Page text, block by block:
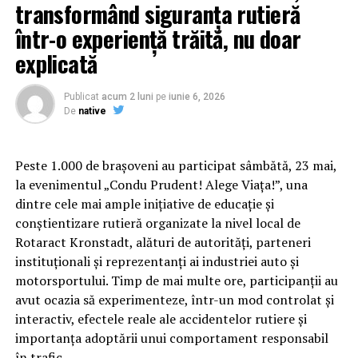
procesul de slăbire dificil fără ajutor specializat.
Cum știu dacă am obezitate? Rolul IMC și al
evaluării medicale
Deși Indicele de Masă Corporală (IMC) este utilizat
frecvent pentru clasificarea
transformând siguranța rutieră
într-o experiență trăită, nu doar
explicată
Publicat acum 2 luni pe iunie 6, 2026
De native
Peste 1.000 de brașoveni au participat sâmbătă, 23 mai,
la evenimentul „Condu Prudent! Alege Viața!”, una
dintre cele mai ample inițiative de educație și
conștientizare rutieră organizate la nivel local de
Rotaract Kronstadt, alături de autorități, parteneri
instituționali și reprezentanți ai industriei auto și
motorsportului. Timp de mai multe ore, participanții au
avut ocazia să experimenteze, într-un mod controlat și
interactiv, efectele reale ale accidentelor rutiere și
importanța adoptării unui comportament responsabil